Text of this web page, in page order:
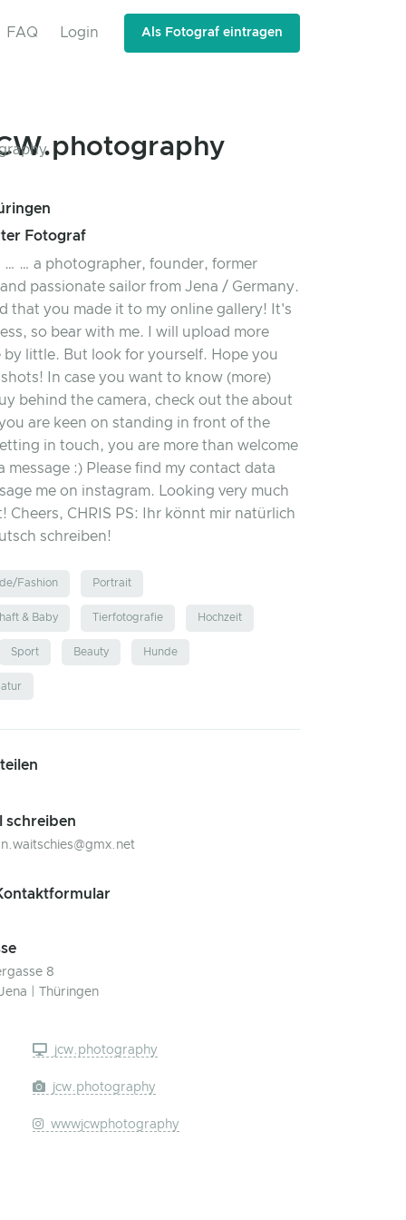
FAQ Login Als Fotograf eintragen
Fotograf
… … a photographer, founder, former
passionate sailor from Jena / Germany.
that you made it to my online gallery! It's
so bear with me. I will upload more
little. But look for yourself. Hope you
In case you want to know (more)
behind the camera, check out the about
are keen on standing in front of the
in touch, you are more than welcome
message :) Please find my contact data
me on instagram. Looking very much
Cheers, CHRIS PS: Ihr könnt mir natürlich
schreiben!
Fashion Portrait
& Baby Tierfotografie Hochzeit
Sport Beauty Hunde
schreiben
8
| Thüringen
jcw.photography
jcw.photography
wwwjcwphotography